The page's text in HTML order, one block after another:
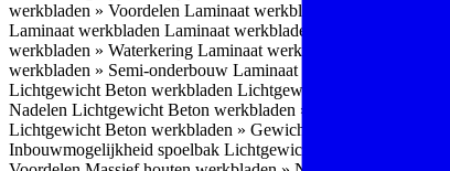
werkbladen » Voordelen Laminaat werkbladen
Laminaat
Laminaat werkbladen Laminaat werkbladen » Randafwerking
werkbladen » Waterkering Laminaat werkbladen » Afgeronde
werkbladen » Semi-onderbouw Laminaat werkbladen »
Lichtgewicht Beton werkbladen Lichtgewicht Beton
Nadelen Lichtgewicht Beton werkbladen » Onderhoudsadvies
Lichtgewicht Beton werkbladen » Gewicht
Lichtgewicht
Inbouwmogelijkheid spoelbak Lichtgewicht Beton werkbladen